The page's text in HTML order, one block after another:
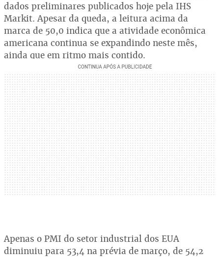
dados preliminares publicados hoje pela IHS
Markit. Apesar da queda, a leitura acima da
marca de 50,0 indica que a atividade econômica
americana continua se expandindo neste mês,
ainda que em ritmo mais contido.
Apenas o PMI do setor industrial dos EUA
diminuiu para 53,4 na prévia de março, de 54,2